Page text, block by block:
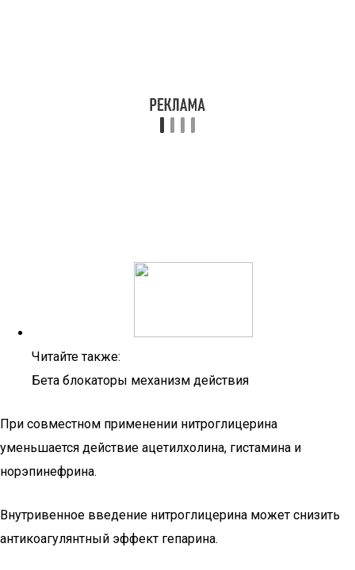
Читайте также:
Бета блокаторы механизм действия
При совместном применении нитроглицерина
уменьшается действие ацетилхолина, гистамина и
норэпинефрина.
Внутривенное введение нитроглицерина может снизить
антикоагулянтный эффект гепарина.